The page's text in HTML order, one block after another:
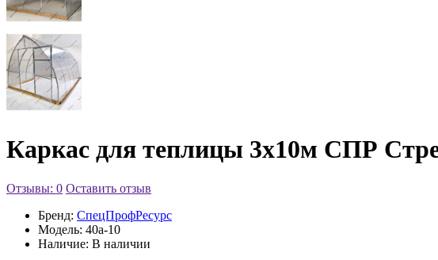
Каркас для теплицы 3х10м СПР
Отзывы: 0 Оставить отзыв
Бренд: СпецПрофРесурс
Модель: 40а-10
Наличие: В наличии